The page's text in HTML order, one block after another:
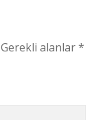
Gerekli alanlar*